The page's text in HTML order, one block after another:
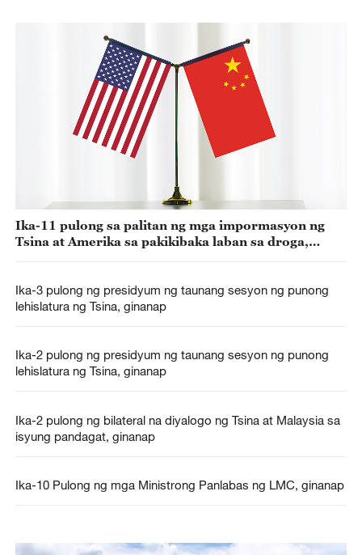
Ika-11 pulong sa palitan ng mga impormasyon ng
Tsina at Amerika sa pakikibaka laban sa droga,
Ika-3 pulong ng presidyum ng taunang sesyon ng punong
lehislatura ng Tsina, ginanap
Ika-2 pulong ng presidyum ng taunang sesyon ng punong
lehislatura ng Tsina, ginanap
Ika-2 pulong ng bilateral na diyalogo ng Tsina at Malaysia sa
isyung pandagat, ginanap
Ika-10 Pulong ng mga Ministrong Panlabas ng LMC, ginanap